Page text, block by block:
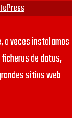
a veces instalamos
de datos,
sitios web